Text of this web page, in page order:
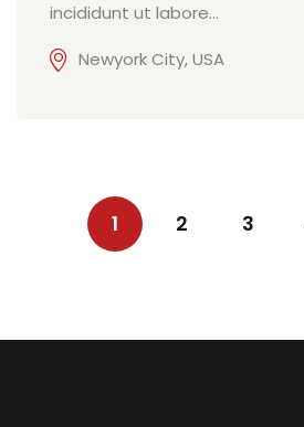
incididunt ut labore…
Newyork City, USA
1 2 3